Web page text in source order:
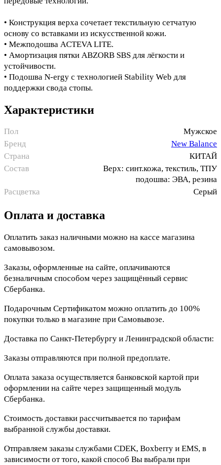
• Конструкция верха сочетает текстильную сетчатую
основу со вставками из искусственной кожи.
• Межподошва ACTEVA LITE.
• Амортизация пятки ABZORB SBS для лёгкости и
устойчивости.
• Подошва N-ergy с технологией Stability Web для
поддержки свода стопы.
Характеристики
Пол
Мужское
Бренд
New Balance
Страна
КИТАЙ
Состав
Верх: синт.кожа, текстиль, ТПУ
подошва: ЭВА, резина
Расцветка
Серый
Оплата и доставка
Оплатить заказ наличными можно на кассе магазина
самовывозом.
Заказы, оформленные на сайте, оплачиваются
безналичным способом через защищённый сервис
Сбербанка.
Подарочным Сертификатом можно оплатить до 100%
покупки только в магазине при Самовывозе.
Доставка по Санкт-Петербургу и Ленинградской области:
Заказы отправляются при полной предоплате.
Оплата заказа осуществляется банковской картой при
оформлении на сайте через защищенный модуль
Сбербанка.
Стоимость доставки рассчитывается по тарифам
выбранной службы доставки.
Отправляем заказы службами CDEK, Boxberry и EMS, в
зависимости от того, какой способ Вы выбрали при